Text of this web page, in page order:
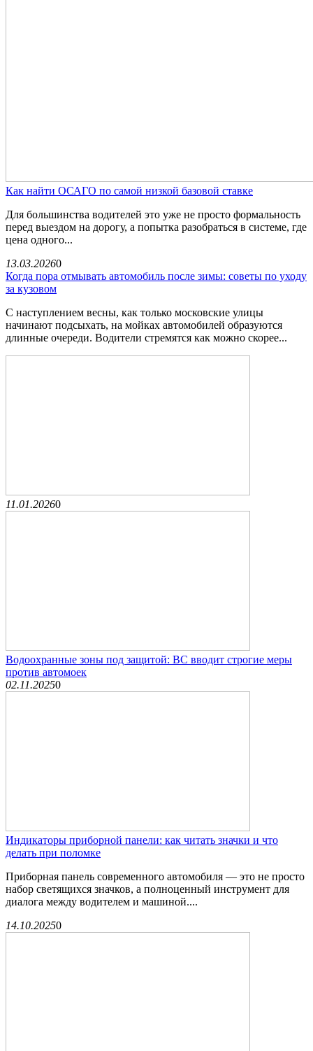
Как найти ОСАГО по самой низкой базовой ставке
Для большинства водителей это уже не просто формальность
перед выездом на дорогу, а попытка разобраться в системе, где
цена одного...
13.03.20260
Когда пора отмывать автомобиль после зимы: советы по уходу
за кузовом
С наступлением весны, как только московские улицы
начинают подсыхать, на мойках автомобилей образуются
длинные очереди. Водители стремятся как можно скорее...
11.01.20260
Водоохранные зоны под защитой: ВС вводит строгие меры
против автомоек
02.11.20250
Индикаторы приборной панели: как читать значки и что
делать при поломке
Приборная панель современного автомобиля — это не просто
набор светящихся значков, а полноценный инструмент для
диалога между водителем и машиной....
14.10.20250